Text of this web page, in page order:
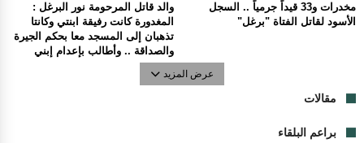
والد قاتل المرحومة نور البرغل :
المغدورة كانت رفيقة ابنتي وكانتا
تذهبان إلى المسجد معا بحكم الجيرة
والصداقة .. وأطالب بإعدام إبني
مخدرات و33 قيداً جرمياً .. السجل
الأسود لقاتل الفتاة "برغل"
عرض المزيد
مقالات
براعم البلقاء